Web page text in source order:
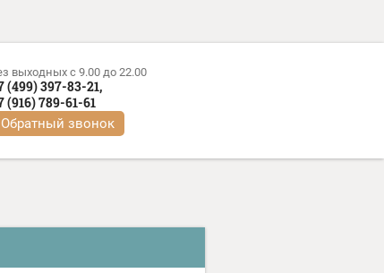
выходных c 9.00 до 22.00
(499) 397-83-21,
(916) 789-61-61
Обратный звонок